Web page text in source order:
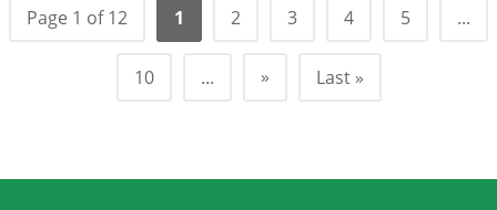
Page 1 of 12 1 2 3 4 5 ...
10 ... » Last »